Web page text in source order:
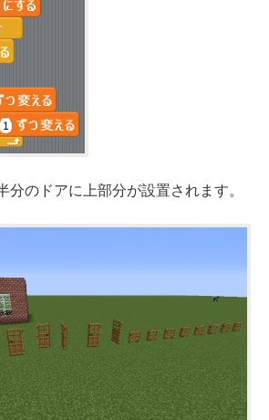
分のドアに上部分が設置されます。